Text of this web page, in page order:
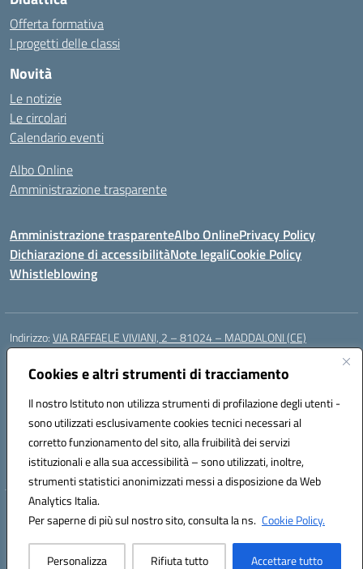
Cookies e altri strumenti di tracciamento
Il nostro Istituto non utilizza strumenti di profilazione degli utenti -
sono utilizzati esclusivamente cookies tecnici necessari al
corretto funzionamento del sito, alla fruibilità dei servizi
istituzionali e alla sua accessibilità – sono utilizzati, inoltre,
strumenti statistici anonimizzati messi a disposizione da Web
Analytics Italia.
Per saperne di più sul nostro sito, consulta la ns. Cookie Policy.
Personalizza Rifiuta tutto Accettare tutto
Offerta formativa
I progetti delle classi
Novità
Le notizie
Le circolari
Calendario eventi
Albo Online
Amministrazione trasparente
Amministrazione trasparenteAlbo OnlinePrivacy Policy
Dichiarazione di accessibilitàNote legaliCookie Policy
Whistleblowing
Indirizzo:VIA RAFFAELE VIVIANI, 2 – 81024 – MADDALONI (CE)
Centralino:
Posta elettronica certificata (PEC):ceic8av00r@pec.istruzione.it
Codice fiscale: 93086020612
Codice meccanografico:CEIC8AV00R
Codice Indice delle Pubbliche Amministrazioni (IPA): icamm
Codice unico di fatturazione (CUF): UF8WE6
Hosting & Powered by 3D Solution S.r.l.
Concept & Design by Designers Italia